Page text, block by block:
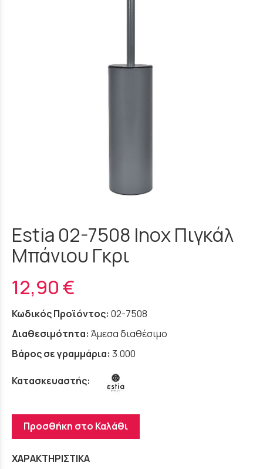
Estia 02-7508 Inox Πιγκάλ
Μπάνιου Γκρι
12,90 €
Κωδικός Προϊόντος: 02-7508
Διαθεσιμότητα: Άμεσα διαθέσιμο
Βάρος σε γραμμάρια: 3.000
Κατασκευαστής:
Προσθήκη στο Καλάθι
ΧΑΡΑΚΤΗΡΙΣΤΙΚΑ